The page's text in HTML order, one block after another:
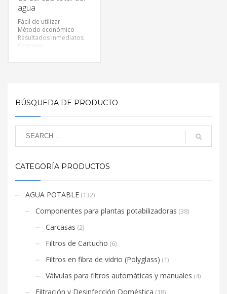
agua
Fácil de utilizar
Método económico
Resultados inmediatos
Contiene
BÚSQUEDA DE PRODUCTO
CATEGORÍA PRODUCTOS
AGUA POTABLE (132)
Componentes para plantas potabilizadoras (38)
Carcasas (2)
Filtros de Cartucho (6)
Filtros en fibra de vidrio (Polyglass) (1)
Válvulas para filtros automáticas y manuales (4)
Filtración y Desinfección Doméstica (18)